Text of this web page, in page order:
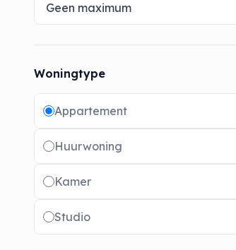
Woningtype
Radio buttons
Appartement
Huurwoning
Kamer
Studio